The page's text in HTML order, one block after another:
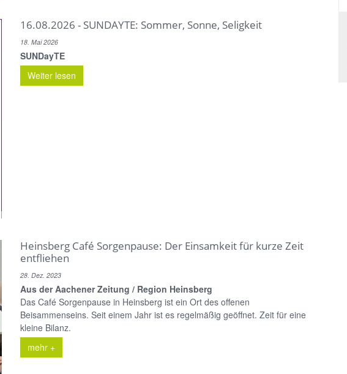
16.08.2026 - SUNDAYTE: Sommer, Sonne, Seligkeit
18. Mai 2026
SUNDayTE
Weiter lesen
Heinsberg Café Sorgenpause: Der Einsamkeit für kurze Zeit
entfliehen
28. Dez. 2023
Aus der Aachener Zeitung / Region Heinsberg
Das Café Sorgenpause in Heinsberg ist ein Ort des offenen
Beisammenseins. Seit einem Jahr ist es regelmäßig geöffnet. Zeit für eine
kleine Bilanz.
mehr +